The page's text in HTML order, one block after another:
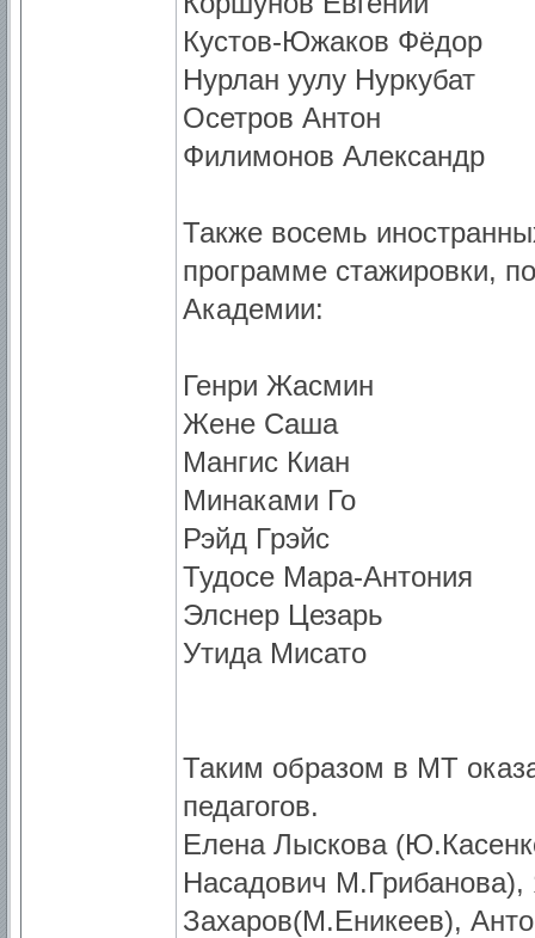
Кустов-Южаков Фёдор
Нурлан уулу Нуркубат
Осетров Антон
Филимонов Александр
Также восемь
программе стажировки,
Академии:
Генри Жасмин
Жене Саша
Мангис Киан
Минаками Го
Рэйд Грэйс
Тудосе Мара-Антония
Элснер Цезарь
Утида Мисато
Таким образом в МТ
педагогов.
Елена Лыскова
Насадович
Захаров(М.Еникеев),